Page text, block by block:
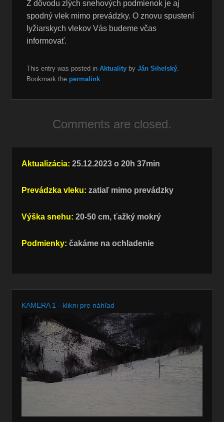
Z dôvodu zlých snehových podmienok je aj
spodný vlek mimo prevádzky. O znovu spustení
lyžiarskych vlekov Vás budeme včas
informovať.
This entry was posted inAktuality byJán Sihelský
Bookmark the permalink
Comments are closed.
Aktualizácia: 25.12.2023 o 20h 37min
Prevádzka vleku: zatiaľ mimo prevádzky
Výška snehu: 20-50 cm, ťažký mokrý
Podmienky: čakáme na ochladenie
KAMERA 1 - klikni pre náhľad